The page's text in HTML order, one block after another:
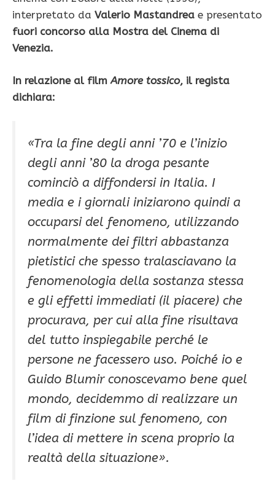
interpretato da Valerio Mastandrea e presentato
fuori concorso alla Mostra del Cinema di
Venezia.
In relazione al filmAmore tossico, il regista
dichiara:
«Tra la fine degli anni ’70 e l’inizio
degli anni ’80 la droga pesante
cominciò a diffondersi in Italia. I
media e i giornali iniziarono quindi a
occuparsi del fenomeno, utilizzando
normalmente dei filtri abbastanza
pietistici che spesso tralasciavano la
fenomenologia della sostanza stessa
e gli effetti immediati (il piacere) che
procurava, per cui alla fine risultava
del tutto inspiegabile perché le
persone ne facessero uso. Poiché io e
Guido Blumir conoscevamo bene quel
mondo, decidemmo di realizzare un
film di finzione sul fenomeno, con
l’idea di mettere in scena proprio la
realtà della situazione».